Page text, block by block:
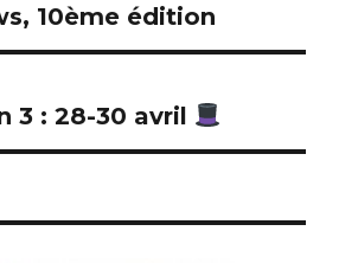
10ème édition
3 : 28-30 avril